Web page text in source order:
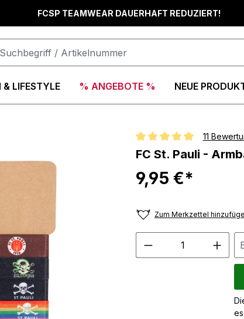
FCSP TEAMWEAR DAUERHAFT REDUZIERT!
LIFESTYLE % ANGEBOTE % NEUE
Durchschnittliche
11
FC St. Pauli -
9,95 €*
Zum Merkzettel